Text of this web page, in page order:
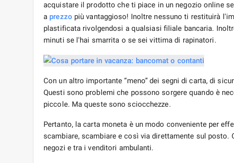
acquistare il prodotto che ti piace in un negozio online
a prezzo più vantaggioso! Inoltre nessuno ti restituirà
plastificata rivolgendosi a qualsiasi filiale bancaria.
minuti se l'hai smarrita o se sei vittima di rapinatori.
Con un altro importante “meno” dei segni di carta, di
Questi sono problemi che possono sorgere quando è
piccole. Ma queste sono sciocchezze.
Pertanto, la carta moneta è un modo conveniente per
scambiare, scambiare e così via direttamente sul
negozi e tra i venditori ambulanti.